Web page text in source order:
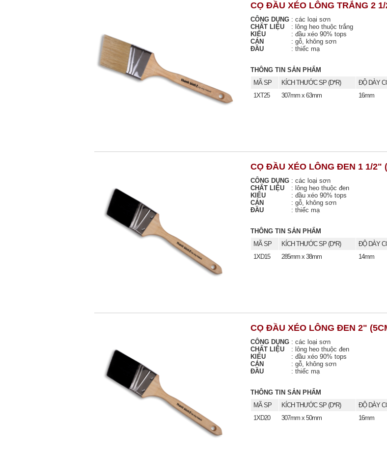
CỌ ĐẦU XÉO LÔNG TRẮNG 2
CÔNG DỤNG : các loại sơn
CHẤT LIỆU
: lông heo thuộc trắng
KIỂU
: đầu xéo 90% tops
CÁN
: gỗ, không sơn
ĐẦU
: thiếc mạ
THÔNG TIN SẢN PHẨM
MÃ SP
KÍCH THƯỚC SP (D*R) ĐỘ DÀY
1XT25
307mm x 63mm 16mm
CỌ ĐẦU XÉO LÔNG ĐEN 1 1/2"
CÔNG DỤNG : các loại sơn
CHẤT LIỆU
: lông heo thuộc đen
KIỂU
: đầu xéo 90% tops
CÁN
: gỗ, không sơn
ĐẦU
: thiếc mạ
THÔNG TIN SẢN PHẨM
MÃ SP
KÍCH THƯỚC SP (D*R) ĐỘ DÀY
1XD15
285mm x 38mm 14mm
CỌ ĐẦU XÉO LÔNG ĐEN 2"
CÔNG DỤNG : các loại sơn
CHẤT LIỆU
: lông heo thuộc đen
KIỂU
: đầu xéo 90% tops
CÁN
: gỗ, không sơn
ĐẦU
: thiếc mạ
THÔNG TIN SẢN PHẨM
MÃ SP
KÍCH THƯỚC SP (D*R) ĐỘ DÀY
1XD20
307mm x 50mm 16mm